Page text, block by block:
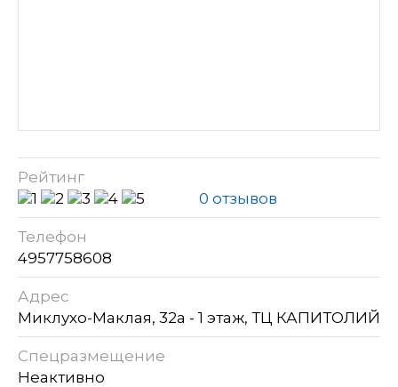
Рейтинг
0 отзывов
Телефон
4957758608
Адрес
Миклухо-Маклая, 32а - 1 этаж, ТЦ КАПИТОЛИЙ
Спецразмещение
Неактивно